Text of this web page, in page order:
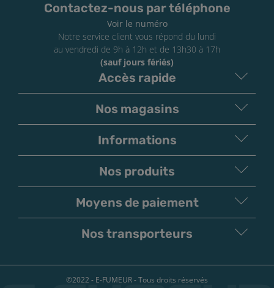
Contactez-nous par téléphone
Voir le numéro
Notre service client vous répond du lundi
au vendredi de 9h à 12h et de 13h30 à 17h
(sauf jours fériés)
Accès rapide
Nos magasins
Informations
Nos produits
Moyens de paiement
Nos transporteurs
©2022 - E-FUMEUR - Tous droits réservés